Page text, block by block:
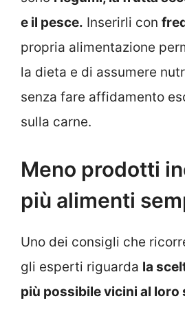
e il pesce. Inserirli con
propria alimentazione
la dieta e di assumere
senza fare affidamento
sulla carne.
Meno prodotti
più alimenti
Uno dei consigli che
gli esperti riguarda la
più possibile vicini al loro